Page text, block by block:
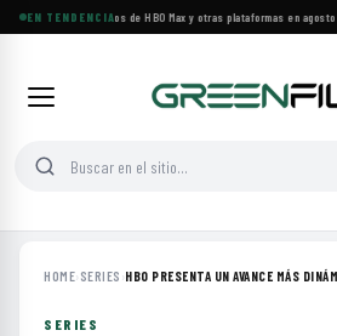
EN TENDENCIA
Principales estrenos de HBO Max y otras plataformas en agosto
HOME› SERIES ›HBO PRESENTA UN AVANCE MÁS
SERIES